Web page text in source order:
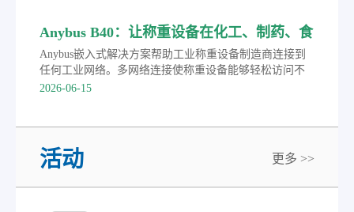
Anybus B40：让称重设备在化工、制药、食
品行业任意切换PROFINET等主流协议
Anybus嵌入式解决方案帮助工业称重设备制造商连接到
任何工业网络。多网络连接使称重设备能够轻松访问不
同的控制系统，加快了上市时间。
2026-06-15
活动 更多 >>